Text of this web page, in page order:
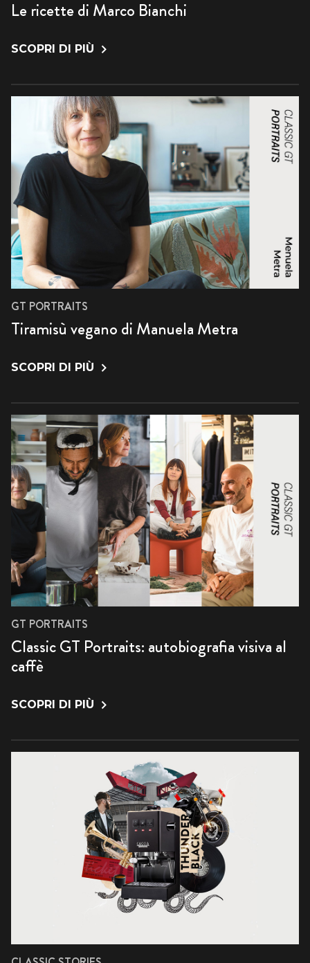
Le ricette di Marco Bianchi
SCOPRI DI PIÙ
GT PORTRAITS
Tiramisù vegano di Manuela Metra
SCOPRI DI PIÙ
GT PORTRAITS
Classic GT Portraits: autobiografia visiva al
caffè
SCOPRI DI PIÙ